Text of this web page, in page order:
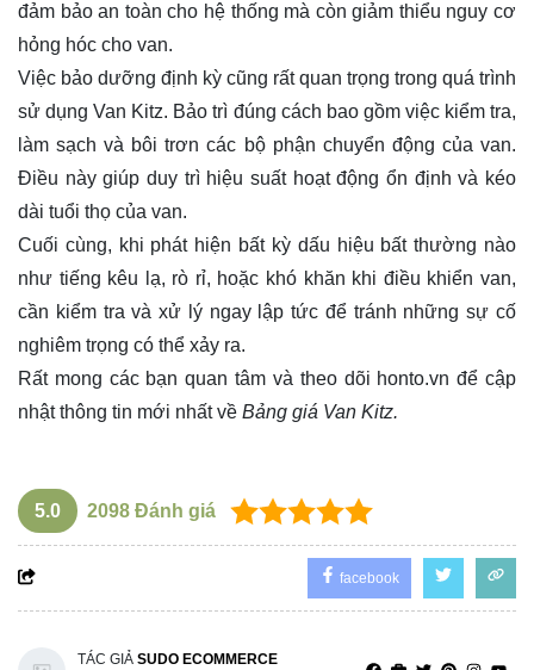
đảm bảo an toàn cho hệ thống mà còn giảm thiểu nguy cơ
hỏng hóc cho van.
Việc bảo dưỡng định kỳ cũng rất quan trọng trong quá trình
sử dụng Van Kitz. Bảo trì đúng cách bao gồm việc kiểm tra,
làm sạch và bôi trơn các bộ phận chuyển động của van.
Điều này giúp duy trì hiệu suất hoạt động ổn định và kéo
dài tuổi thọ của van.
Cuối cùng, khi phát hiện bất kỳ dấu hiệu bất thường nào
như tiếng kêu lạ, rò rỉ, hoặc khó khăn khi điều khiển van,
cần kiểm tra và xử lý ngay lập tức để tránh những sự cố
nghiêm trọng có thể xảy ra.
Rất mong các bạn quan tâm và theo dõi honto.vn để cập
nhật thông tin mới nhất về Bảng giá Van Kitz.
5.0 2098 Đánh giá
facebook
TÁC GIẢ SUDO ECOMMERCE